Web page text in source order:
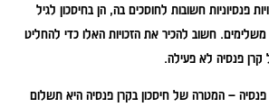
פנסיוניות חשובות לחוסכים בה, הן בחיסכון לגיל
משלימים. חשוב להכיר את הזכויות האלו כדי להחליט
קרן פנסיה לא פעילה.
פנסיה – המטרה של חיסכון בקרן פנסיה היא תשלום